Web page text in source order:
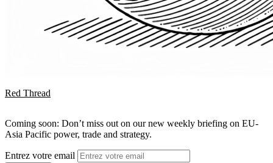
Red Thread
Coming soon: Don’t miss out on our new weekly briefing on EU-
Asia Pacific power, trade and strategy.
Entrez votre email